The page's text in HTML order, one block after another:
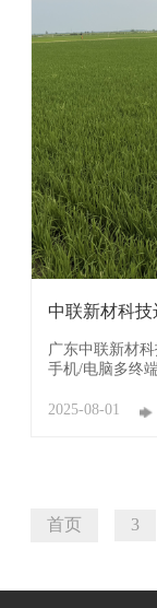
中联新材科技
广东中联新材
手机/电脑多终
长期可降低40%
2025-08-01
首页 3